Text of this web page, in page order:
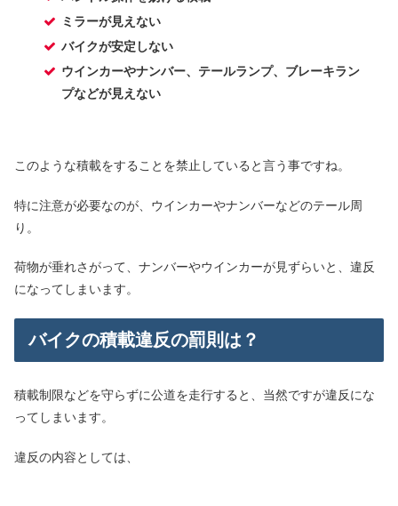
ミラーが見えない
バイクが安定しない
ウインカーやナンバー、テールランプ、ブレーキラン
プなどが見えない
このような積載をすることを禁止していると言う事ですね。
特に注意が必要なのが、ウインカーやナンバーなどのテール周
り。
荷物が垂れさがって、ナンバーやウインカーが見ずらいと、違反
になってしまいます。
バイクの積載違反の罰則は？
積載制限などを守らずに公道を走行すると、当然ですが違反にな
ってしまいます。
違反の内容としては、